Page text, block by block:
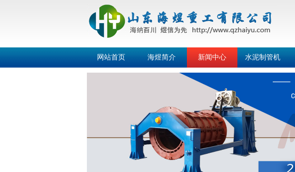
网站首页 海煜简介 新闻中心 水泥制管机